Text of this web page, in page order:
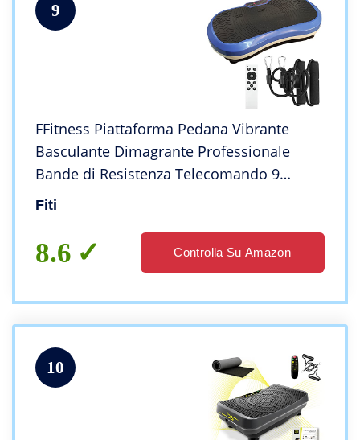
9
FFitness Piattaforma Pedana Vibrante
Basculante Dimagrante Professionale
Bande di Resistenza Telecomando 9
Programmi
Fiti
8.6 Controlla Su Amazon
10